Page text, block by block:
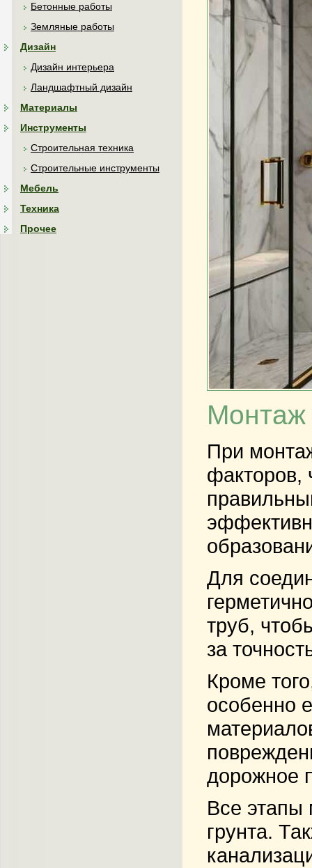
Бетонные работы
Земляные работы
Дизайн
Дизайн интерьера
Ландшафтный дизайн
Материалы
Инструменты
Строительная техника
Строительные инструменты
Мебель
Техника
Прочее
Монтаж
При
факторов,
Для
труб,
за
Кроме
особенно
дорожное
Все этапы
грунта.